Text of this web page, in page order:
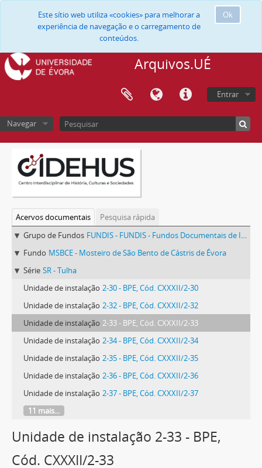
Ok
Este sítio web utiliza «cookies» para melhorar a
experiência de navegação e o carregamento de
conteúdos.
Arquivos.UÉ
Entrar
Navegar
Acervos documentais
Pesquisa rápida
Grupo de Fundos FUNDIS - FUNDIS - Fundos Documentais de Instituições do Sul
Fundo MSBCE - Mosteiro de São Bento de Cástris de Évora
Série SR - Tulha
Unidade de instalação 2-30 - BPE, Cód. CXXXII/2-30
Unidade de instalação 2-32 - BPE, Cód. CXXXII/2-32
Unidade de instalação 2-33 - BPE, Cód. CXXXII/2-33
Unidade de instalação 2-34 - BPE, Cód. CXXXII/2-34
Unidade de instalação 2-35 - BPE, Cód. CXXXII/2-35
Unidade de instalação 2-36 - BPE, Cód. CXXXII/2-36
Unidade de instalação 2-37 - BPE, Cód. CXXXII/2-37
11 mais...
Unidade de instalação 2-33 - BPE,
Cód. CXXXII/2-33